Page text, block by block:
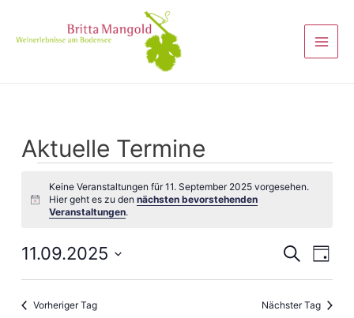
Aktuelle Termine
Hinweis
Keine Veranstaltungen für 11. September 2025 vorgesehen.
Hier geht es zu den nächsten bevorstehenden
Veranstaltungen.
Suche
und
SucheTag
11.09.2025
Vorheriger Tag Nächster Tag